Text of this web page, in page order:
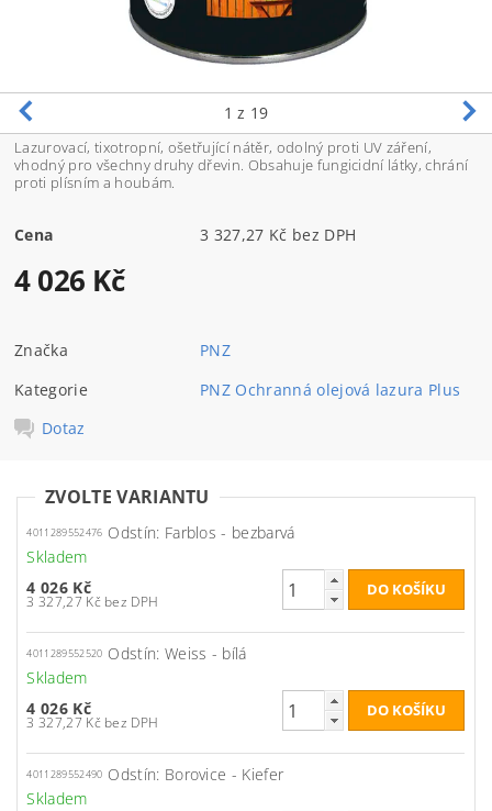
1 z 19
Lazurovací, tixotropní, ošetřující nátěr, odolný proti UV záření,
vhodný pro všechny druhy dřevin. Obsahuje fungicidní látky, chrání
proti plísním a houbám.
Cena 3 327,27 Kč bez DPH
4 026 Kč
Značka
PNZ
Kategorie
PNZ Ochranná olejová lazura Plus
Dotaz
ZVOLTE VARIANTU
4011289552476 Odstín: Farblos - bezbarvá
Skladem
4 026 Kč
3 327,27 Kč bez DPH
4011289552520 Odstín: Weiss - bílá
Skladem
4 026 Kč
3 327,27 Kč bez DPH
4011289552490 Odstín: Borovice - Kiefer
Skladem